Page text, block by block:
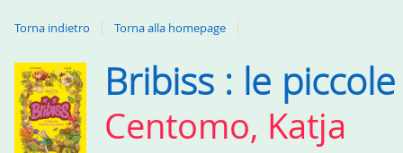
Torna indietro Torna alla homepage
Dettaglio
del
documento
Bribiss : le
Centomo, Katja